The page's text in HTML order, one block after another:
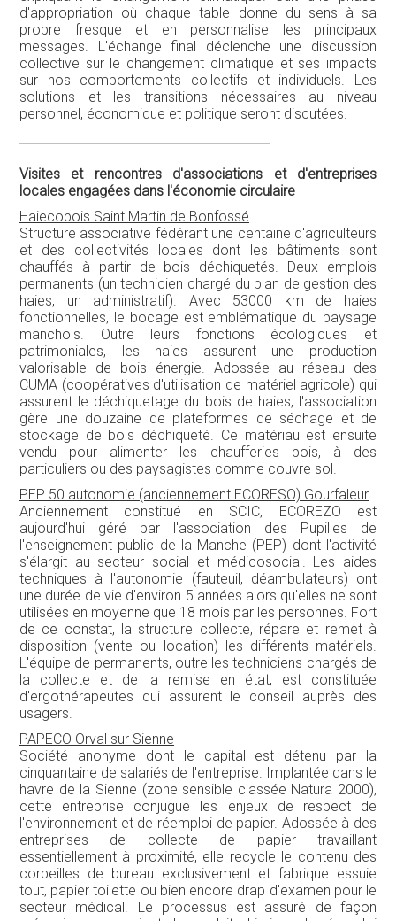
Structure associative fédérant une centaine d'agriculteurs
et des collectivités locales dont les bâtiments sont
chauffés à partir de bois déchiquetés. Deux emplois
permanents (un technicien chargé du plan de gestion des
haies, un administratif). Avec 53000 km de haies
fonctionnelles, le bocage est emblématique du paysage
manchois. Outre leurs fonctions écologiques et
valorisable de bois énergie. Adossée au réseau des
assurent le déchiquetage du bois de haies, l'association
gère une douzaine de plateformes de séchage et de
stockage de bois déchiqueté. Ce matériau est ensuite
vendu pour alimenter les chaufferies bois, à des
particuliers ou des paysagistes comme couvre sol.
PEP 50 autonomie (anciennement ECORESO) Gourfaleur
Anciennement constitué en SCIC, ECOREZO est
aujourd'hui géré par l'association des Pupilles de
l'enseignement public de la Manche (PEP) dont l'activité
s'élargit au secteur social et médicosocial. Les aides
techniques à l'autonomie (fauteuil, déambulateurs) ont
une durée de vie d'environ 5 années alors qu'elles ne sont
utilisées en moyenne que 18 mois par les personnes. Fort
de ce constat, la structure collecte, répare et remet à
disposition (vente ou location) les différents matériels.
L'équipe de permanents, outre les techniciens chargés de
la collecte et de la remise en état, est constituée
d'ergothérapeutes qui assurent le conseil auprès des
usagers.
PAPECO Orval sur Sienne
Société anonyme dont le capital est détenu par la
cinquantaine de salariés de l'entreprise. Implantée dans le
havre de la Sienne (zone sensible classée Natura 2000),
cette entreprise conjugue les enjeux de respect de
l'environnement et de réemploi de papier. Adossée à des
entreprises de collecte de papier travaillant
essentiellement à proximité, elle recycle le contenu des
corbeilles de bureau exclusivement et fabrique essuie
tout, papier toilette ou bien encore drap d'examen pour le
secteur médical. Le processus est assuré de façon
mécanique sans ajout de produit chimique, le réemploi
exclusif des corbeilles à papier aux fibres longues permet
avec une tonne de papier d'obtenir 900 kg de produit fini.
AFERE Coutances
Structure associative composée de 7 permanents et de
36 emplois aidés (contrats d'une durée maximale de 2
ans), elle assure la gestion de 3 ateliers et 3 boutiques de
vente sur le centre Manche. Labellisée structure
d'insertion par l'activité et l'emploi, l'association collecte,
trie et revend des textiles et vêtements de seconde main.
Travaillant en lien avec les organismes de formation mais
aussi les entreprises du secteur l'association
accompagne ainsi des personnes (essentiellement des